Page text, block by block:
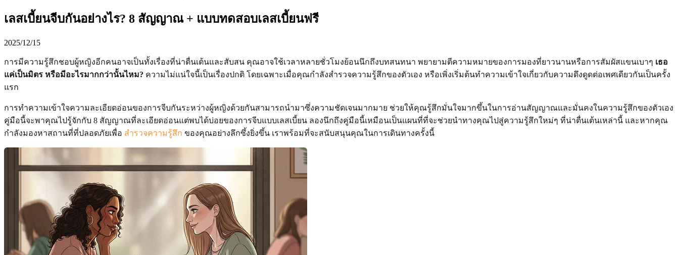
เลสเบี้ยนจีบกันอย่างไร? 8 สัญญาณ + แบบทดสอบเลสเบี้ยนฟรี
2025/12/15
การมีความรู้สึกชอบผู้หญิงอีกคนอาจเป็นทั้งเรื่องที่น่าตื่นเต้นและสับสน คุณอาจใช้เวลาหลายชั่วโมงย้อนนึกถึงบทสนทนา พยายามตีความหมายของการมองที่ยาวนานหรือการสัมผัสแขนเบาๆ เธอ
แค่เป็นมิตร หรือมีอะไรมากกว่านั้นไหม? ความไม่แน่ใจนี้เป็นเรื่องปกติ โดยเฉพาะเมื่อคุณกำลังสำรวจความรู้สึกของตัวเอง หรือเพิ่งเริ่มต้นทำความเข้าใจเกี่ยวกับความดึงดูดต่อเพศเดียวกันเป็นครั้ง
แรก
การทำความเข้าใจความละเอียดอ่อนของการจีบกันระหว่างผู้หญิงด้วยกันสามารถนำมาซึ่งความชัดเจนมากมาย ช่วยให้คุณรู้สึกมั่นใจมากขึ้นในการอ่านสัญญาณและมั่นคงในความรู้สึกของตัวเอง
คู่มือนี้จะพาคุณไปรู้จักกับ 8 สัญญาณที่ละเอียดอ่อนแต่พบได้บ่อยของการจีบแบบเลสเบี้ยน ลองนึกถึงคู่มือนี้เหมือนเป็นแผนที่ที่จะช่วยนำทางคุณไปสู่ความรู้สึกใหม่ๆ ที่น่าตื่นเต้นเหล่านี้ และหากคุณ
กำลังมองหาสถานที่ที่ปลอดภัยเพื่อ สำรวจความรู้สึก ของคุณอย่างลึกซึ้งยิ่งขึ้น เราพร้อมที่จะสนับสนุนคุณในการเดินทางครั้งนี้